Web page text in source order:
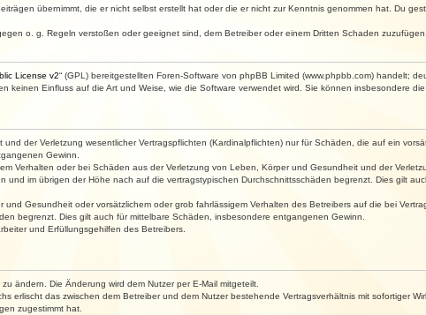
übernimmt, die er nicht selbst erstellt hat oder die er nicht zur Kenntnis genommen hat. Du
o. g. Regeln verstoßen oder geeignet sind, dem Betreiber oder einem Dritten Schaden zuzufügen.
License v2“ (GPL) bereitgestellten Foren-Software von phpBB Limited (www.phpbb.com) handelt;
keinen Einfluss auf die Art und Weise, wie die Software verwendet wird. Sie können insbesondere
der Verletzung wesentlicher Vertragspflichten (Kardinalpflichten) nur für Schäden, die auf ein
Gewinn.
Verhalten oder bei Schäden aus der Verletzung von Leben, Körper und Gesundheit und der
im übrigen der Höhe nach auf die vertragstypischen Durchschnittsschäden begrenzt. Dies gilt
Gesundheit oder vorsätzlichem oder grob fahrlässigem Verhalten des Betreibers auf die bei
begrenzt. Dies gilt auch für mittelbare Schäden, insbesondere entgangenen Gewinn.
und Erfüllungsgehilfen des Betreibers.
ändern. Die Änderung wird dem Nutzer per E-Mail mitgeteilt.
erlischt das zwischen dem Betreiber und dem Nutzer bestehende Vertragsverhältnis mit sofortiger
zugestimmt hat.